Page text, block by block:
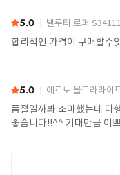
5.0 벨루티 로퍼
합리적인 가격이 구매할수
5.0 에르노 울트라라이트 나일론 & 레이
품절일까봐 조마했는데 다
좋습니다!!^^ 기대만큼 이